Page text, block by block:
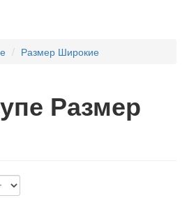
Размер Широкие
Размер